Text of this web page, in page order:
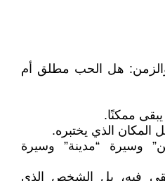
هل الحب مطلق أم
ممكنًا.
المكان الذي يختبره.
وسيرة “مدينة” وسيرة
فيه، بل الشخص الذي